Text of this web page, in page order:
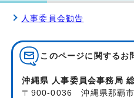
人事委員会勧告
このページに関する お
沖縄県 人事委員会事務局
〒900-0036 沖縄県那覇